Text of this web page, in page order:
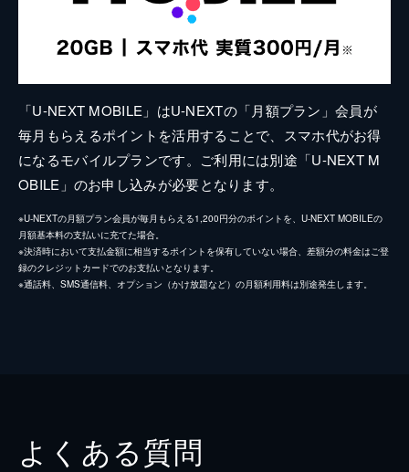
「U-NEXT MOBILE」はU-NEXTの「月額プラン」会員が
毎月もらえるポイントを活用することで、スマホ代がお得
になるモバイルプランです。ご利用には別途「U-NEXT M
OBILE」のお申し込みが必要となります。
※U-NEXTの月額プラン会員が毎月もらえる1,200円分のポイントを、U-NEXT MOBILEの
月額基本料の支払いに充てた場合。
※決済時において支払金額に相当するポイントを保有していない場合、差額分の料金はご登
録のクレジットカードでのお支払いとなります。
※通話料、SMS通信料、オプション（かけ放題など）の月額利用料は別途発生します。
よくある質問